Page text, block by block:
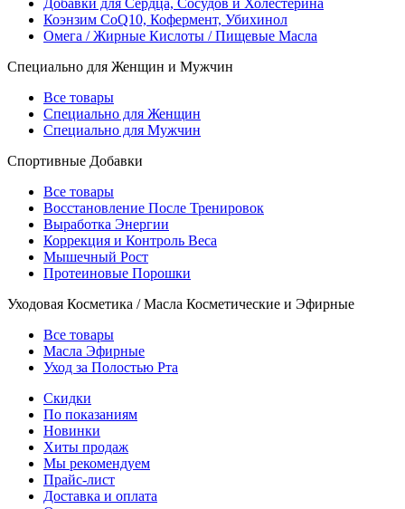
Добавки для Сердца, Сосудов и Холестерина
Коэнзим CoQ10, Кофермент, Убихинол
Омега / Жирные Кислоты / Пищевые Масла
Специально для Женщин и Мужчин
Все товары
Специально для Женщин
Специально для Мужчин
Спортивные Добавки
Все товары
Восстановление После Тренировок
Выработка Энергии
Коррекция и Контроль Веса
Мышечный Рост
Протеиновые Порошки
Уходовая Косметика / Масла Косметические и Эфирные
Все товары
Масла Эфирные
Уход за Полостью Рта
Скидки
По показаниям
Новинки
Хиты продаж
Мы рекомендуем
Прайс-лист
Доставка и оплата